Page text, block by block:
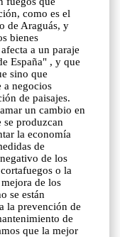
como es el
de Araguás, y
bienes
a un paraje
España" , y que
sino que
a negocios
de paisajes.
un cambio en
se produzcan
la economía
de
de los
o la
de los
se están
la prevención de
de
que la mejor